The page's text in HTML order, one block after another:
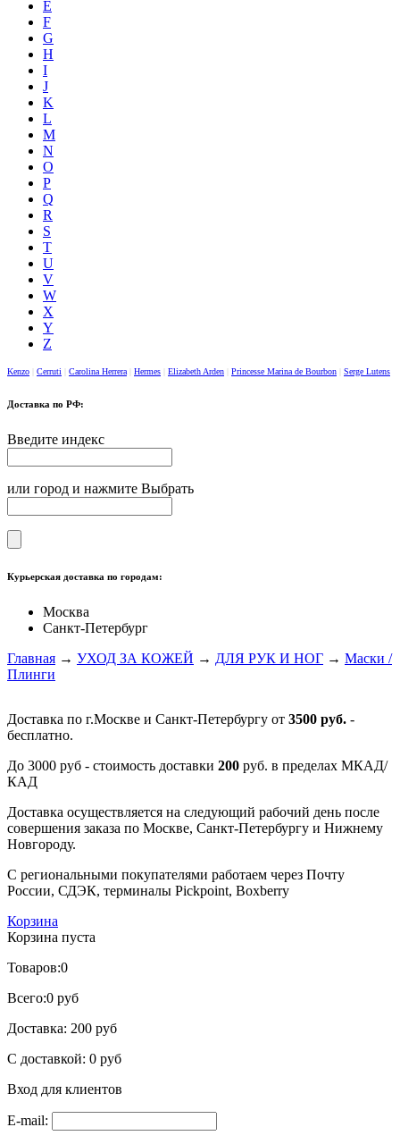
E
F
G
H
I
J
K
L
M
N
O
P
Q
R
S
T
U
V
W
X
Y
Z
Kenzo Cerruti Carolina Herrera Hermes Elizabeth Arden Princesse Marina de Bourbon Serge Lutens
Доставка по РФ:
Введите индекс
или город и нажмите Выбрать
Курьерская доставка по городам:
Москва
Санкт-Петербург
Главная → УХОД ЗА КОЖЕЙ → ДЛЯ РУК И НОГ → Маски /
Плинги
Доставка по г.Москве и Санкт-Петербургу от 3500 руб. -
бесплатно.
До 3000 руб - стоимость доставки 200 руб. в пределах МКАД/
КАД
Доставка осуществляется на следующий рабочий день после
совершения заказа по Москве, Санкт-Петербургу и Нижнему
Новгороду.
С региональными покупателями работаем через Почту
России, СДЭК, терминалы Pickpoint, Boxberry
Корзина
Корзина пуста
Товаров:0
Всего:0 руб
Доставка: 200 руб
С доставкой: 0 руб
Вход для клиентов
E-mail: